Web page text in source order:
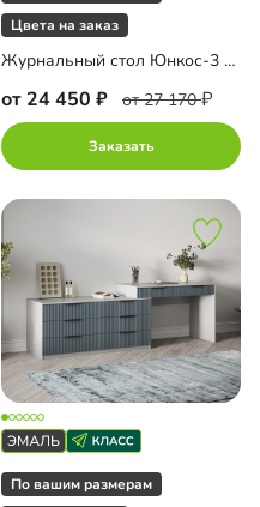
Цвета на заказ
Журнальный стол Юнкос-3 Грин
от 24 450 от 27 170
Заказать
По вашим размерам